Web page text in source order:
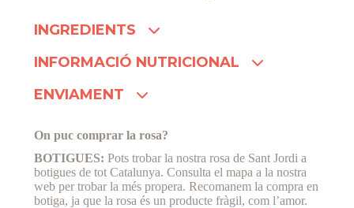
INGREDIENTS
INFORMACIÓ NUTRICIONAL
ENVIAMENT
On puc comprar la rosa?
BOTIGUES: Pots trobar la nostra rosa de Sant Jordi a
botigues de tot Catalunya. Consulta el mapa a la nostra
web per trobar la més propera. Recomanem la compra en
botiga, ja que la rosa és un producte fràgil, com l’amor.